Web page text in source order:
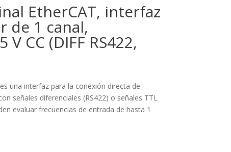
EtherCAT, interfaz
de 1 canal,
CC (DIFF RS422,
una interfaz para la conexión directa de
señales diferenciales (RS422) o señales TTL
evaluar frecuencias de entrada de hasta 1